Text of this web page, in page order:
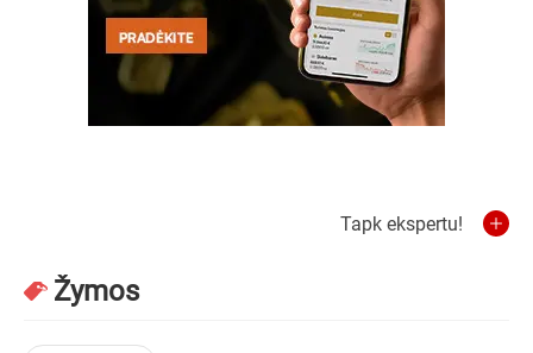
Tapk ekspertu!
Žymos